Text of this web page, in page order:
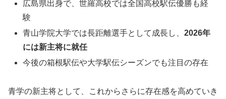
広島県出身で、世羅高校では全国高校駅伝優勝も経
験
青山学院大学では長距離選手として成長し、2026年
には新主将に就任
今後の箱根駅伝や大学駅伝シーズンでも注目の存在
青学の新主将として、これからさらに存在感を高めていき